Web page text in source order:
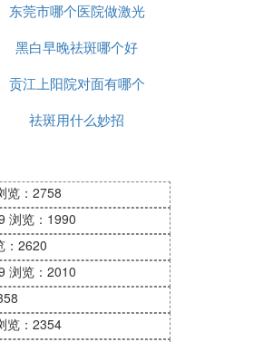
东莞市哪个医院做激光
祛斑好
黑白早晚祛斑哪个好
贡江上阳院对面有哪个
店可以祛斑
祛斑用什么妙招
览：2758
浏览：1990
：2620
浏览：2010
览：2354